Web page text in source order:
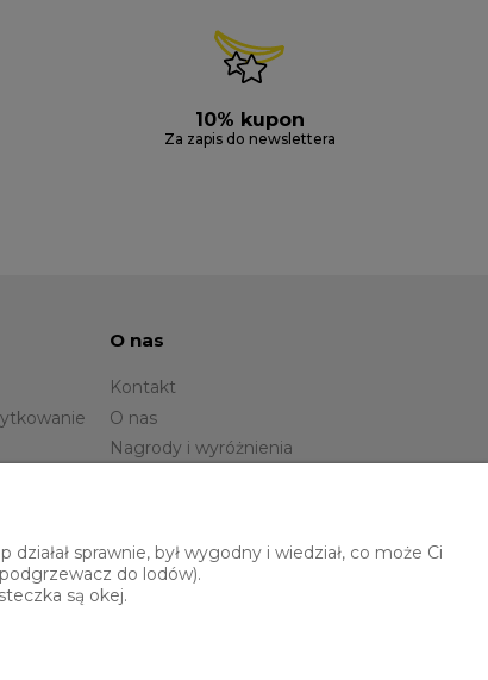
10% kupon
Za zapis do newslettera
O nas
Kontakt
O nas
Nagrody i wyróżnienia
sprawnie, był wygodny i wiedział, co może Ci
do lodów).
są okej.